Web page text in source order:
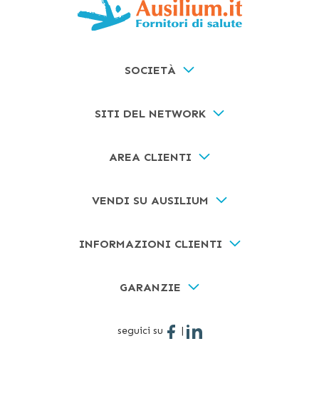
SOCIETÀ
SITI DEL NETWORK
AREA CLIENTI
VENDI SU AUSILIUM
INFORMAZIONI CLIENTI
GARANZIE
seguici su |